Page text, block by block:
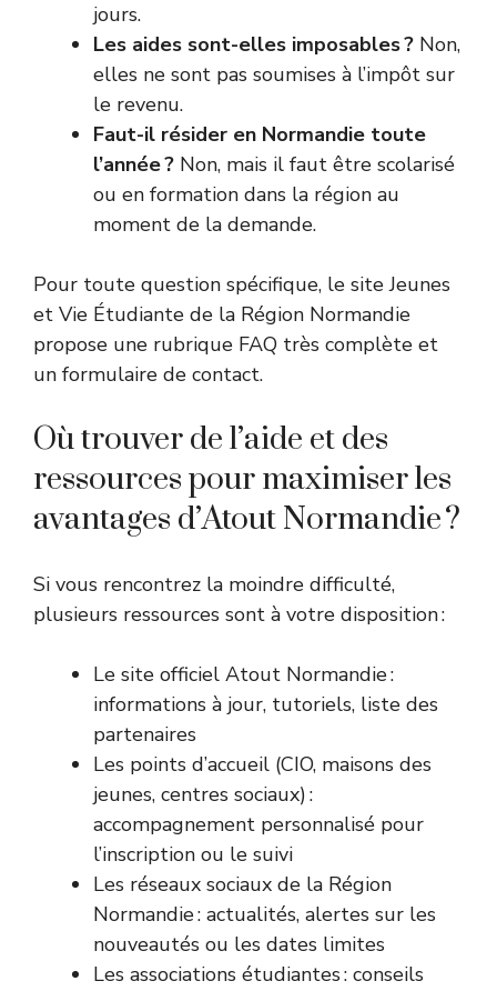
jours.
Les aides sont-elles imposables ? Non,
elles ne sont pas soumises à l’impôt sur
le revenu.
Faut-il résider en Normandie toute
l’année ? Non, mais il faut être scolarisé
ou en formation dans la région au
moment de la demande.
Pour toute question spécifique, le site Jeunes
et Vie Étudiante de la Région Normandie
propose une rubrique FAQ très complète et
un formulaire de contact.
Où trouver de l’aide et des
ressources pour maximiser les
avantages d’Atout Normandie ?
Si vous rencontrez la moindre difficulté,
plusieurs ressources sont à votre disposition :
Le site officiel Atout Normandie:
informations à jour, tutoriels, liste des
partenaires
Les points d’accueil (CIO, maisons des
jeunes, centres sociaux) :
accompagnement personnalisé pour
l’inscription ou le suivi
Les réseaux sociaux de la Région
Normandie : actualités, alertes sur les
nouveautés ou les dates limites
Les associations étudiantes : conseils